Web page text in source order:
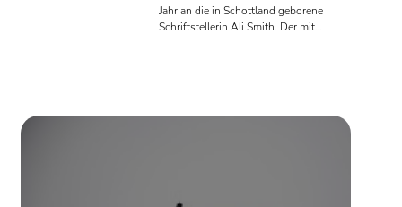
Jahr an die in Schottland geborene
Schriftstellerin Ali Smith. Der mit